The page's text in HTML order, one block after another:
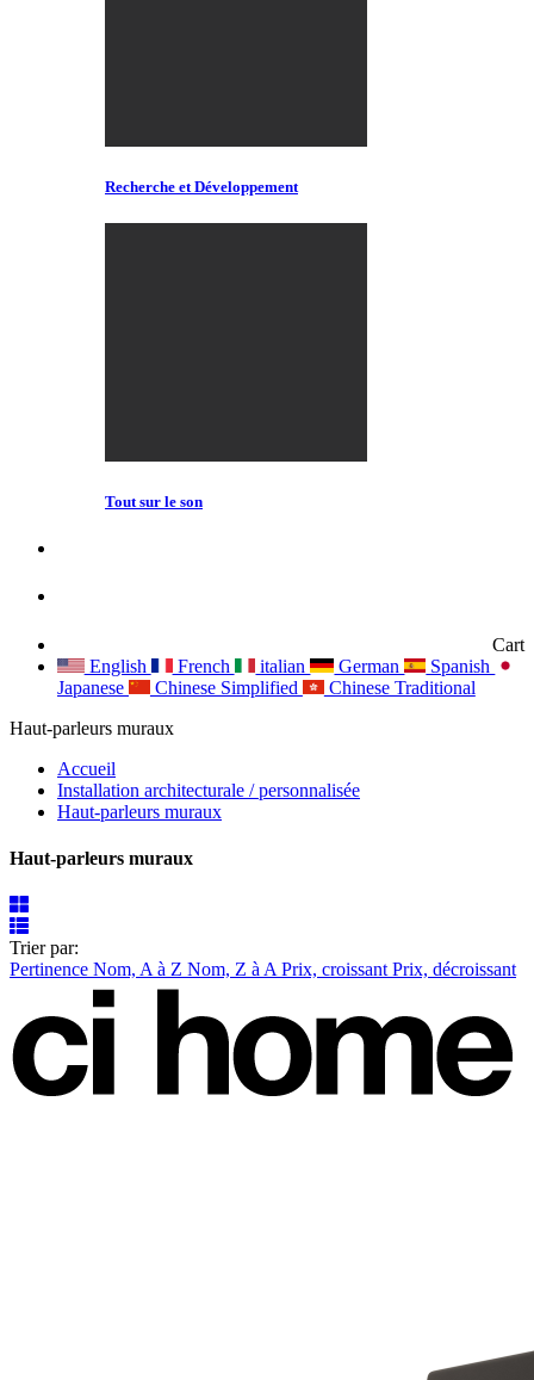
Recherche et Développement
Tout sur le son
Cart
English
French italian German
Spanish
Japanese
Chinese Simplified
Chinese Traditional
Haut-parleurs muraux
Accueil
Installation architecturale / personnalisée
Haut-parleurs muraux
Haut-parleurs muraux
Trier par:
Pertinence Nom, A à Z Nom, Z à A Prix, croissant Prix, décroissant